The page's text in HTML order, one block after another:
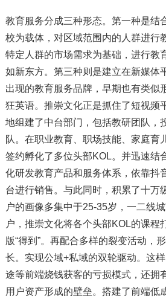
教育服务分成三种形态。第一种是结
校为载体，对区域范围内的人群进行
特定人群的市场需求为基础，进行教
如新东方。第三种则是建立在新媒体
出现的教育服务品牌，早期也有类似
狂英语。推崇文化正是抓住了短视频
地组建了中台部门，包括教研团队，
队。在职业教育、职场技能、家庭育
签约孵化了多位头部KOL。并迅速结
化研发教育产品和服务体系，依靠抖
台进行销售。与此同时，积累了十万
户的画像多集中于25-35岁，一二线
户，推崇文化将各个头部KOL的课程
版“得到”。再配合多样的裂变活动，
长。实现公域+私域的双轮驱动。这
途等前端烧钱获客的亏损模式，还拥
用户资产形成的壁垒。搭建了前端低